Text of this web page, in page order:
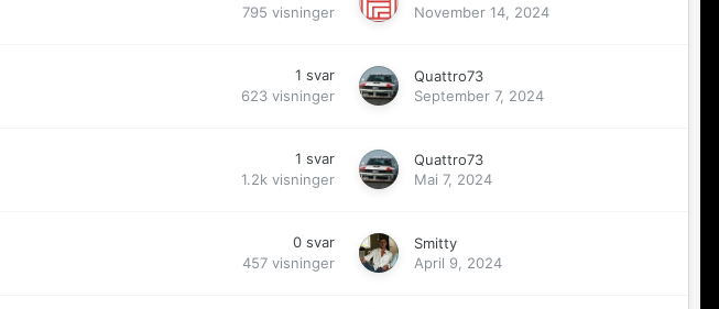
795 visninger
November 14, 2024
1 svar
623 visninger
Quattro73
September 7, 2024
1 svar
1.2k visninger
Quattro73
Mai 7, 2024
0 svar
457 visninger
Smitty
April 9, 2024